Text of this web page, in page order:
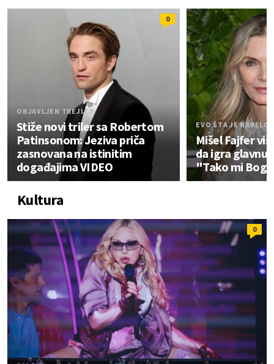
0
OBJAVLJEN TREJLER
Stiže novi triler sa Robertom
Patinsonom: Jeziva priča
zasnovana na istinitim
događajima VIDEO
EVO ŠTA JE NAVELO
Mišel Fajfer
da igra glavnu
"Tako mi
Kultura
0